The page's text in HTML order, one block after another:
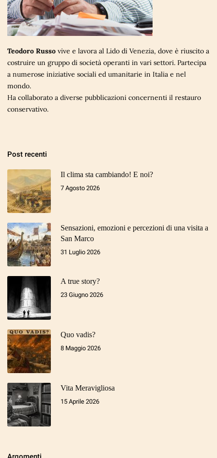
Teodoro Russo vive e lavora al Lido di Venezia, dove è riuscito a
costruire un gruppo di società operanti in vari settori. Partecipa
a numerose iniziative sociali ed umanitarie in Italia e nel
mondo.
Ha collaborato a diverse pubblicazioni concernenti il restauro
conservativo.
Post recenti
Il clima sta cambiando! E noi?
7 Agosto 2026
Sensazioni, emozioni e percezioni di una visita a
San Marco
31 Luglio 2026
A true story?
23 Giugno 2026
Quo vadis?
8 Maggio 2026
Vita Meravigliosa
15 Aprile 2026